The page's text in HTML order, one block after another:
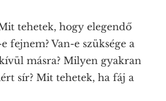
tehetek, hogy elegendő
fejnem? Van-e szüksége a
másra? Milyen gyakran
sír? Mit tehetek, ha fáj a